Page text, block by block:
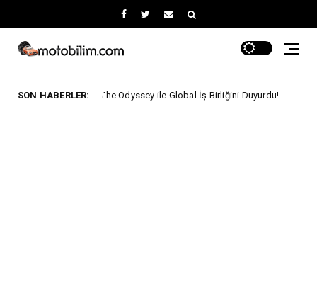
SON HABERLER:
The Odyssey ile Global İş Birliğini Duyurdu! ARABA